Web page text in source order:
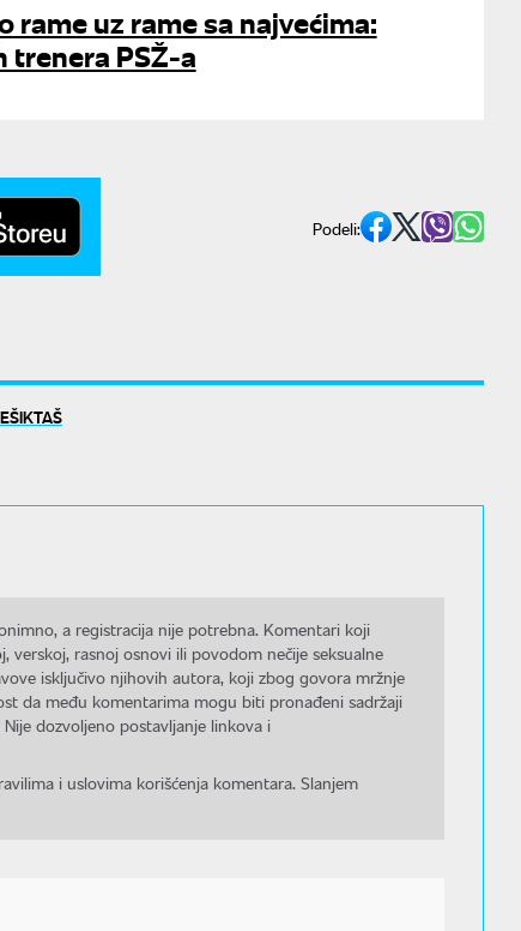
rame uz rame sa najvećima:
trenera PSŽ-a
Podeli:
a registracija nije potrebna. Komentari koji
verskoj, rasnoj osnovi ili povodom nečije seksualne
isključivo njihovih autora, koji zbog govora mržnje
da među komentarima mogu biti pronađeni sadržaji
dozvoljeno postavljanje linkova i
i uslovima korišćenja komentara. Slanjem